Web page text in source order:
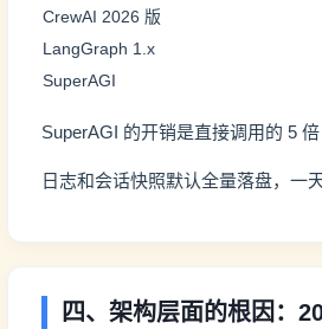
CrewAI 2026 版
LangGraph 1.x
SuperAGI
SuperAGI 的开销是直接调用的 5
日志和会话快照默认全量落盘，一
四、架构层面的根因：